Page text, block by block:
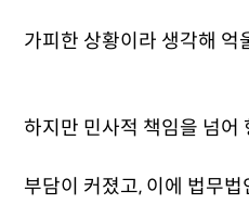
가피한 상황이라 생각해 억
하지만 민사적 책임을 넘어
부담이 커졌고, 이에 법무